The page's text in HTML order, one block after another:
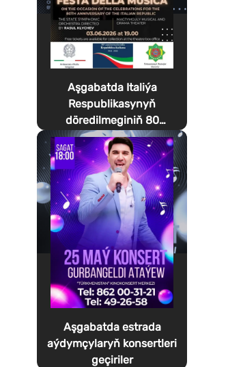
Aşgabatda Italiýa
Respublikasynyň
döredilmeginiň 80
ýyllygyna bagyşlanan
Festa della Musica
geçirilýär
Aşgabatda estrada
aýdymçylaryň konsertleri
geçiriler